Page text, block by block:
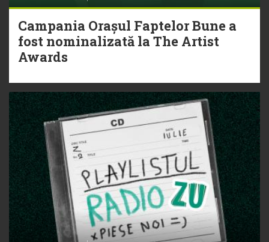
Campania Orașul Faptelor Bune a
fost nominalizată la The Artist
Awards